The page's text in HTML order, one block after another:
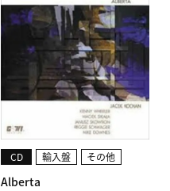
Alberta
CD 輸入盤 その他